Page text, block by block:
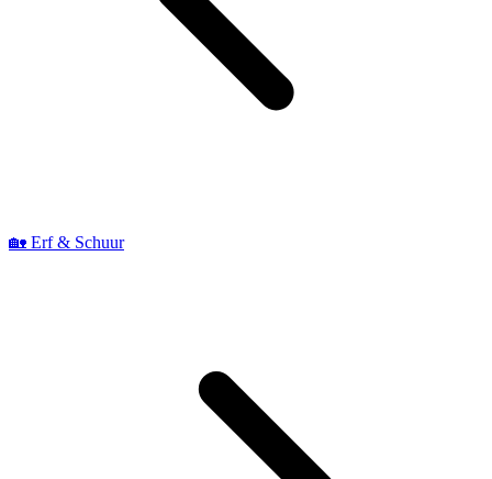
🏡 Erf & Schuur